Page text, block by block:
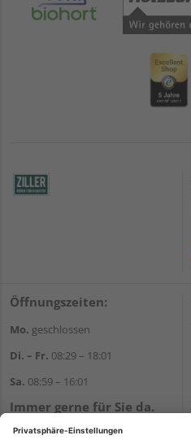
Öffnungszeiten:
Mo. geschlossen
Di. – Fr. 08:29 – 18:01
Sa. 08:59 – 16:01
Immer gerne für Sie da.
E-Mail:kontakt@holzziller.de